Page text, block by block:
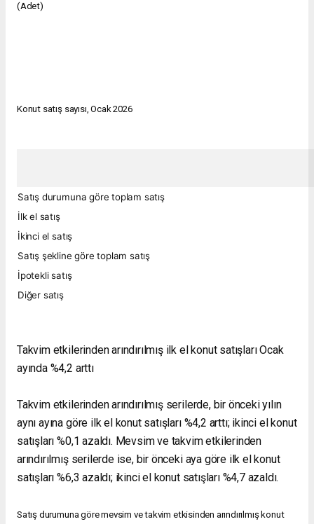
(Adet)
Konut satış sayısı, Ocak 2026
Satış durumuna göre toplam satış
İlk el satış
İkinci el satış
Satış şekline göre toplam satış
İpotekli satış
Diğer satış
Takvim etkilerinden arındırılmış ilk el konut satışları Ocak
ayında %4,2 arttı
Takvim etkilerinden arındırılmış serilerde, bir önceki yılın
aynı ayına göre ilk el konut satışları %4,2 arttı; ikinci el konut
satışları %0,1 azaldı. Mevsim ve takvim etkilerinden
arındırılmış serilerde ise, bir önceki aya göre ilk el konut
satışları %6,3 azaldı; ikinci el konut satışları %4,7 azaldı.
Satış durumuna göre mevsim ve takvim etkisinden arındırılmış konut